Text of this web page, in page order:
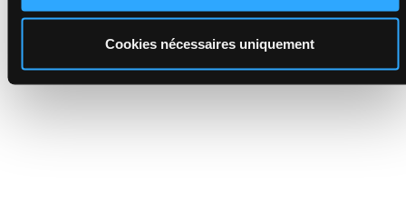
Cookies nécessaires uniquement